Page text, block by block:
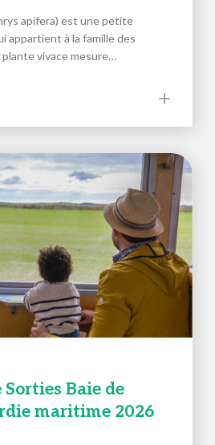
apifera) est une petite
appartient à la famille des
vivace mesure…
Sorties Baie de
maritime 2026